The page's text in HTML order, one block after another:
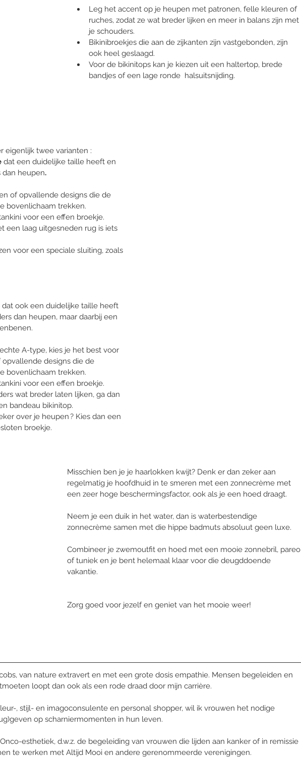
Leg het accent op je heupen met patronen, felle kleuren of
ruches, zodat ze wat breder lijken en meer in balans zijn met
je schouders.
Bikinibroekjes die aan de zijkanten zijn vastgebonden, zijn
ook heel geslaagd.
Voor de bikinitops kan je kiezen uit een haltertop, brede
bandjes of een lage ronde  halsuitsnijding.
eigenlijk twee varianten :
dat een duidelijke taille heeft en
dan heupen.
of opvallende designs die de
bovenlichaam trekken.
voor een effen broekje.
een laag uitgesneden rug is iets
voor een speciale sluiting, zoals
dat ook een duidelijke taille heeft
dan heupen, maar daarbij een
A-type, kies je het best voor
designs die de
bovenlichaam trekken.
voor een effen broekje.
wat breder laten lijken, ga dan
bandeau bikinitop.
over je heupen ? Kies dan een
broekje.
Misschien ben je je haarlokken kwijt? Denk er dan zeker aan
regelmatig je hoofdhuid in te smeren met een zonnecrème met
een zeer hoge beschermingsfactor, ook als je een hoed draagt.
Neem je een duik in het water, dan is waterbestendige
zonnecrème samen met die hippe badmuts absoluut geen luxe.
Combineer je zwemoutfit en hoed met een mooie zonnebril, pareo
of tuniek en je bent helemaal klaar voor die deugddoende
vakantie.
Zorg goed voor jezelf en geniet van het mooie weer!
van nature extravert en met een grote dosis empathie. Mensen begeleiden en
loopt dan ook als een rode draad door mijn carrière.
, stijl- en imagoconsulente en personal shopper, wil ik vrouwen het nodige
op scharniermomenten in hun leven.
esthetiek, d.w.z. de begeleiding van vrouwen die lijden aan kanker of in remissie
te werken met Altijd Mooi en andere gerenommeerde verenigingen.